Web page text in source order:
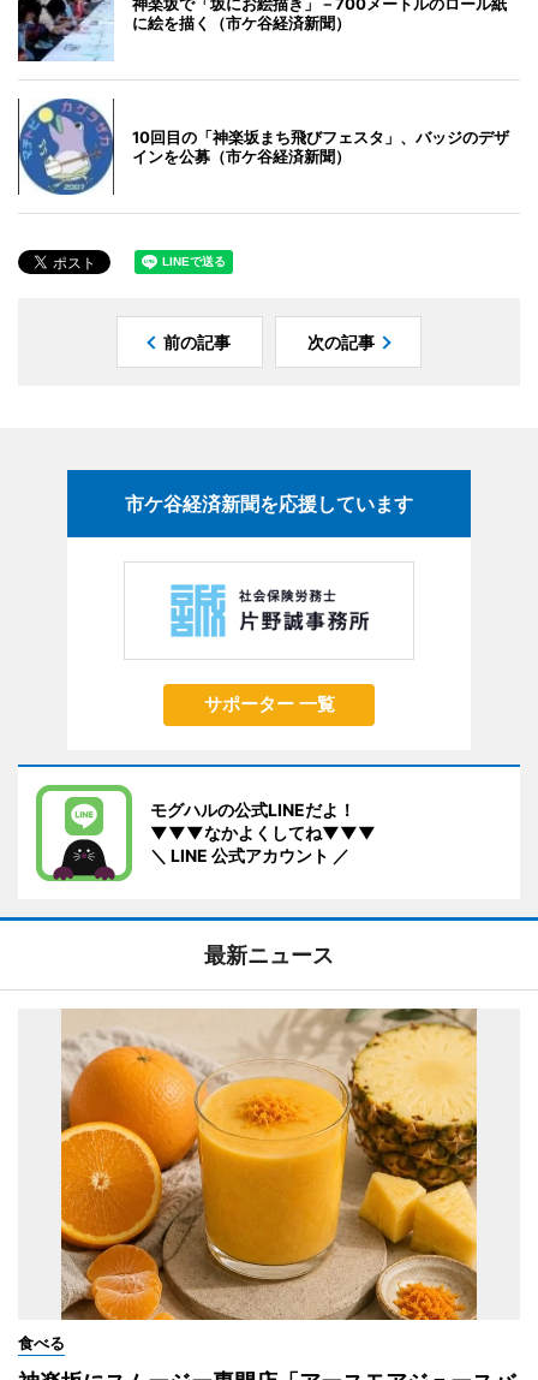
に絵を描く（市ケ谷経済新聞）
10回目の「神楽坂まち飛びフェスタ」、バッジのデザ
インを公募（市ケ谷経済新聞）
前の記事 次の記事
市ケ谷経済新聞を応援しています
サポーター 一覧
モグハルの公式LINEだよ！
▼▼▼なかよくしてね▼▼▼
＼ LINE 公式アカウント ／
最新ニュース
食べる